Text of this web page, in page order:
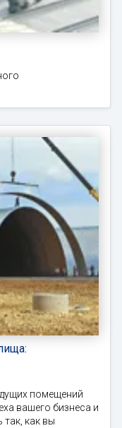
помещений
вашего бизнеса и
так, как вы